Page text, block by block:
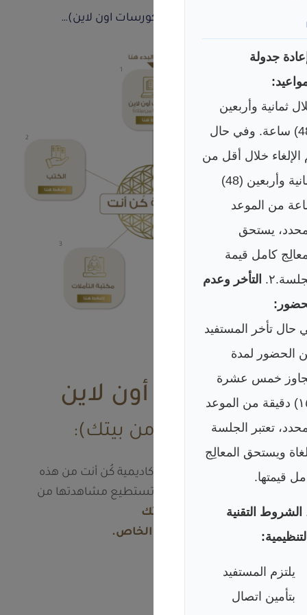
ننصحك البدء هنا (كورسات اون لاين)…
1
2
3
كورسات أون لاين
(شاهدها من بيتك):
ننصحك أن تبدأ رحلتك بأكاديمية كُن أنت من هذه
الكورسات المكثفة، التي تستطيع مشاهدتها من
بيتك
وبوقتك الخاص.
جدولة
ثمانية وأربعين
(48) ساعة. وفي حال
الإلغاء خلال أقل من
ثمانية وأربعين (48)
من الموعد
يستحق
كامل قيمة
٢.
التأخر وعدم
حال تأخر المستفيد
الحضور لمدة
خمس عشرة
(١٥) دقيقة من الموعد
تعتبر الجلسة
ويستحق المعالِج
قيمتها.
الشروط التقنية
يلتزم المستفيد
بتأمين اتصال